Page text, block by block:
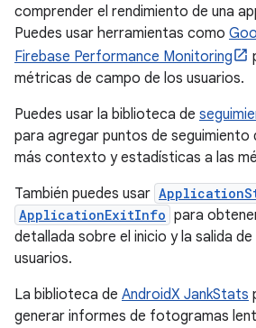
comprender el rendimiento de una
Puedes usar herramientas como
Firebase Performance Monitoring
métricas de campo de los usuarios.
Puedes usar la biblioteca de
para agregar puntos de seguimiento
más contexto y estadísticas a las
También puedes usar
ApplicationExitInfo para
detallada sobre el inicio y la salida
usuarios.
La biblioteca de AndroidX JankStats
generar informes de fotogramas